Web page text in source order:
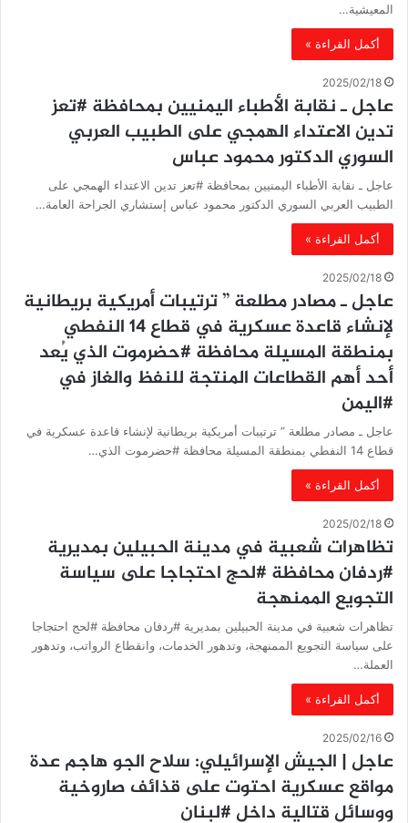
المعيشية…
أكمل القراءة »
2025/02/18
عاجل ـ نقابة الأطباء اليمنيين بمحافظة #تعز
تدين الاعتداء الهمجي على الطبيب العربي
السوري الدكتور محمود عباس
عاجل ـ نقابة الأطباء اليمنيين بمحافظة #تعز تدين الاعتداء الهمجي على
الطبيب العربي السوري الدكتور محمود عباس إستشاري الجراحة العامة…
أكمل القراءة »
2025/02/18
عاجل ـ مصادر مطلعة ” ترتيبات أمريكية بريطانية
لإنشاء قاعدة عسكرية في قطاع 14 النفطي
بمنطقة المسيلة محافظة #حضرموت الذي يُعد
أحد أهم القطاعات المنتجة للنفظ والغاز في
#اليمن
عاجل ـ مصادر مطلعة ” ترتيبات أمريكية بريطانية لإنشاء قاعدة عسكرية في
قطاع 14 النفطي بمنطقة المسيلة محافظة #حضرموت الذي…
أكمل القراءة »
2025/02/18
تظاهرات شعبية في مدينة الحبيلين بمديرية
#ردفان محافظة #لحج احتجاجا على سياسة
التجويع الممنهجة
تظاهرات شعبية في مدينة الحبيلين بمديرية #ردفان محافظة #لحج احتجاجا
على سياسة التجويع الممنهجة، وتدهور الخدمات، وانقطاع الرواتب، وتدهور
العملة…
أكمل القراءة »
2025/02/16
عاجل | الجيش الإسرائيلي: سلاح الجو هاجم عدة
مواقع عسكرية احتوت على قذائف صاروخية
ووسائل قتالية داخل #لبنان